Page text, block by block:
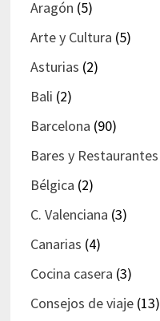
Aragón (5)
Arte y Cultura (5)
Asturias (2)
Bali (2)
Barcelona (90)
Bares y Restaurantes
Bélgica (2)
C. Valenciana (3)
Canarias (4)
Cocina casera (3)
Consejos de viaje(13)